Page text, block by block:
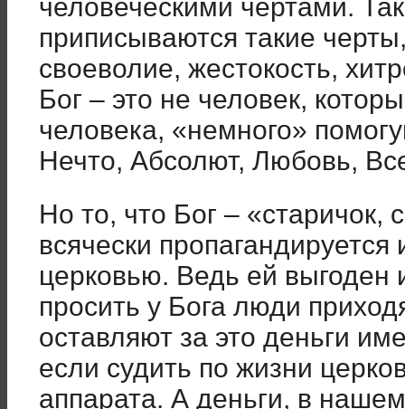
человеческими чертами.
приписываются такие
своеволие, жестокость,
Бог – это не человек,
человека, «немного»
Нечто, Абсолют, Любовь,
Но то, что Бог – «старичок,
всячески
церковью. Ведь ей выгоден
просить у Бога люди
оставляют за это деньги
если судить по жизни
аппарата. А деньги, в